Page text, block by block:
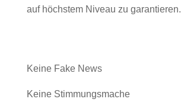
auf höchstem Niveau zu garantieren.
Keine Fake News
Keine Stimmungsmache